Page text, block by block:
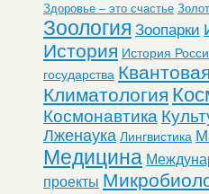
Здоровье – это счастье
Зоология Зоопарки
История История
государства
Климатология
Космонавтика
Лженаука Лингвистика
Медицина
проекты